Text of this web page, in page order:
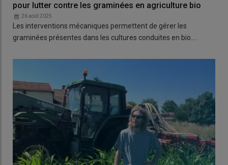
pour lutter contre les graminées en agriculture bio
26 août 2025
Les interventions mécaniques permettent de gérer les
graminées présentes dans les cultures conduites en bio.…